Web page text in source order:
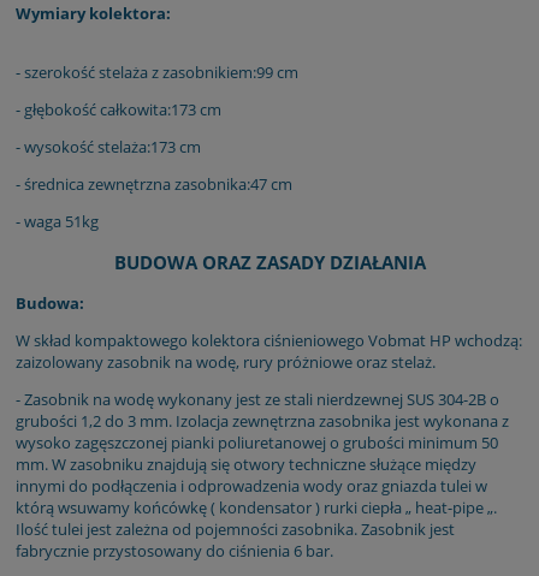
Wymiary kolektora:
- szerokość stelaża z zasobnikiem:99 cm
- głębokość całkowita:173 cm
- wysokość stelaża:173 cm
- średnica zewnętrzna zasobnika:47 cm
- waga 51kg
BUDOWA ORAZ ZASADY DZIAŁANIA
Budowa:
W skład kompaktowego kolektora ciśnieniowego Vobmat HP wchodzą:
zaizolowany zasobnik na wodę, rury próżniowe oraz stelaż.
- Zasobnik na wodę wykonany jest ze stali nierdzewnej SUS 304-2B o
grubości 1,2 do 3 mm. Izolacja zewnętrzna zasobnika jest wykonana z
wysoko zagęszczonej pianki poliuretanowej o grubości minimum 50
mm. W zasobniku znajdują się otwory techniczne służące między
innymi do podłączenia i odprowadzenia wody oraz gniazda tulei w
którą wsuwamy końcówkę ( kondensator ) rurki ciepła „ heat-pipe „.
Ilość tulei jest zależna od pojemności zasobnika. Zasobnik jest
fabrycznie przystosowany do ciśnienia 6 bar.